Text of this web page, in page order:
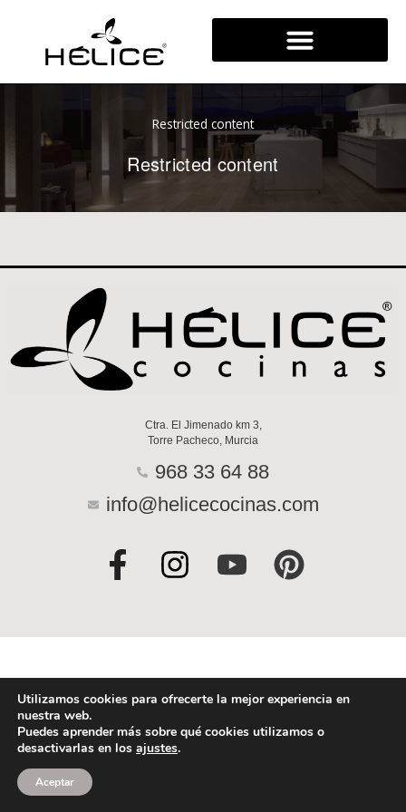
Restricted content
Restricted content
Ctra. El Jimenado km 3,
Torre Pacheco, Murcia
968 33 64 88
info@helicecocinas.com
F
a
e
b
o
o
k
I
n
t
a
g
r
a
Y
o
t
u
b
e
P
i
t
e
r
e
Utilizamos cookies para ofrecerte la mejor experiencia en
nuestra web.
Puedes aprender más sobre qué cookies utilizamos o
desactivarlas en los ajustes.
Aceptar